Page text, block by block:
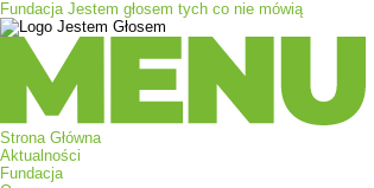
Fundacja Jestem głosem tych co nie mówią
Menu
Strona Główna
Aktualności
Fundacja